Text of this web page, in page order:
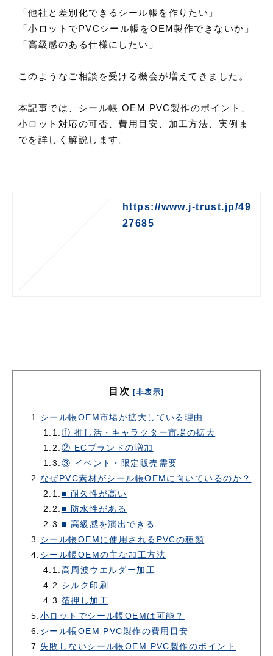
「他社と差別化できるシール帳を作りたい」
「小ロットでPVCシール帳をOEM製作できないか」
「高級感のある仕様にしたい」
このようなご相談を受ける機会が増えてきました。
本記事では、シール帳 OEM PVC製作のポイント、
小ロット対応の可否、費用目安、加工方法、実例ま
でを詳しく解説します。
https://www.j-trust.jp/49
27685
目次 [非表示]
1. シール帳OEM市場が拡大している理由
1.1.① 推し活・キャラクター市場の拡大
1.2.② ECブランドの増加
1.3.③ イベント・限定販売需要
2. なぜPVC素材がシール帳OEMに向いているのか？
2.1.■ 耐久性が高い
2.2.■ 防水性がある
2.3.■ 高級感を演出できる
3. シール帳OEMに使用されるPVCの種類
4. シール帳OEMの主な加工方法
4.1.高周波ウエルダー加工
4.2. シルク印刷
4.3.箔押し加工
5.小ロットでシール帳OEMは可能？
6. シール帳OEM PVC製作の費用目安
7. 失敗しないシール帳OEM PVC製作のポイント